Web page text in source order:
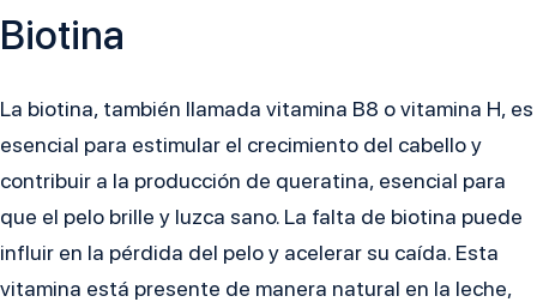
Biotina
La biotina, también llamada vitamina B8 o vitamina H, es
esencial para estimular el crecimiento del cabello y
contribuir a la producción de queratina, esencial para
que el pelo brille y luzca sano. La falta de biotina puede
influir en la pérdida del pelo y acelerar su caída. Esta
vitamina está presente de manera natural en la leche,